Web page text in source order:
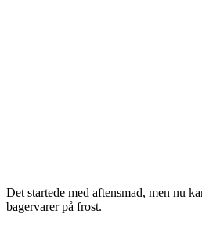
Det startede med aftensmad, men nu
bagervarer på frost.